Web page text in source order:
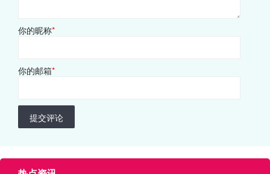
你的昵称*
你的邮箱*
提交评论